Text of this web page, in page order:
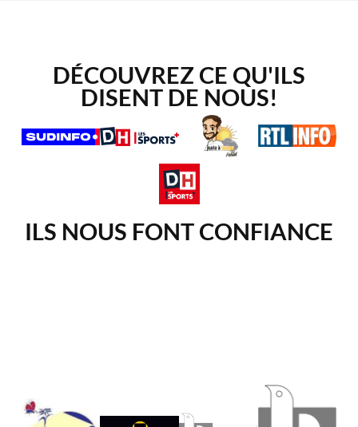
DÉCOUVREZ CE QU'ILS
DISENT DE NOUS!
ILS NOUS FONT CONFIANCE